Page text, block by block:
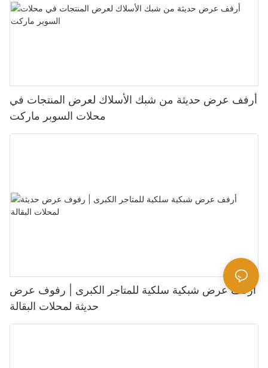
أرفف عرض حديثة من شبك الأسلاك لعرض المنتجات في
محلات السوبر ماركت
أرفف عرض شبكية سلكية للمتاجر الكبرى | رفوف عرض
حديثة لمحلات البقالة